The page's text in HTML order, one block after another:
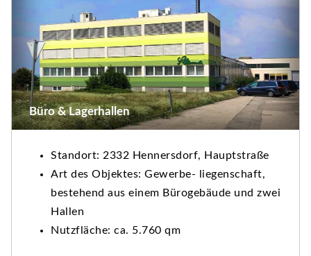
Büro & Lagerhallen
Standort: 2332 Hennersdorf, Hauptstraße
Art des Objektes: Gewerbe- liegenschaft,
bestehend aus einem Bürogebäude und zwei
Hallen
Nutzfläche: ca. 5.760 qm